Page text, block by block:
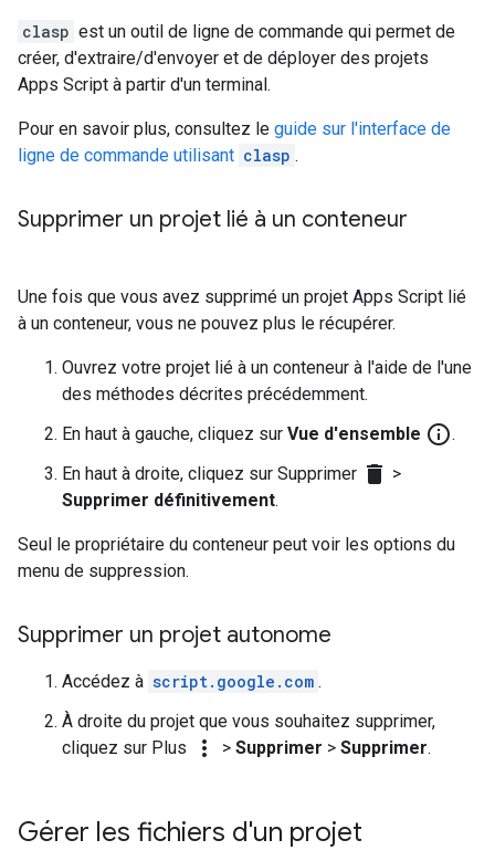
clasp est un outil de ligne de commande qui permet de
créer, d'extraire/d'envoyer et de déployer des projets
Apps Script à partir d'un terminal.
Pour en savoir plus, consultez le guide sur l'interface de
ligne de commande utilisant clasp .
Supprimer un projet lié à un conteneur
Une fois que vous avez supprimé un projet Apps Script lié
à un conteneur, vous ne pouvez plus le récupérer.
Ouvrez votre projet lié à un conteneur à l'aide de l'une
des méthodes décrites précédemment.
En haut à gauche, cliquez sur Vue d'ensemble info_outline.
En haut à droite, cliquez sur Supprimer delete >
Supprimer définitivement.
Seul le propriétaire du conteneur peut voir les options du
menu de suppression.
Supprimer un projet autonome
Accédez à script.google.com .
À droite du projet que vous souhaitez supprimer,
cliquez sur Plus
more_vert > Supprimer > Supprimer.
Gérer les fichiers d'un projet